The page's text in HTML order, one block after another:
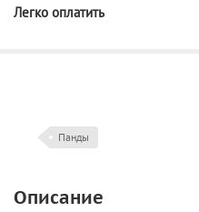
Легко оплатить
Панды
Описание